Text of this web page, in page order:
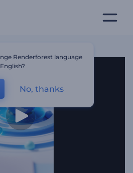
Renderforest language
No, thanks